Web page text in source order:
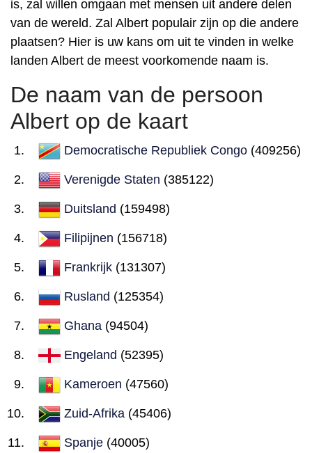
is, zal willen omgaan met mensen uit andere delen
van de wereld. Zal Albert populair zijn op die andere
plaatsen? Hier is uw kans om uit te vinden in welke
landen Albert de meest voorkomende naam is.
De naam van de persoon
Albert op de kaart
Democratische Republiek Congo (409256)
Verenigde Staten (385122)
Duitsland (159498)
Filipijnen (156718)
Frankrijk (131307)
Rusland (125354)
Ghana (94504)
Engeland (52395)
Kameroen (47560)
Zuid-Afrika (45406)
Spanje (40005)